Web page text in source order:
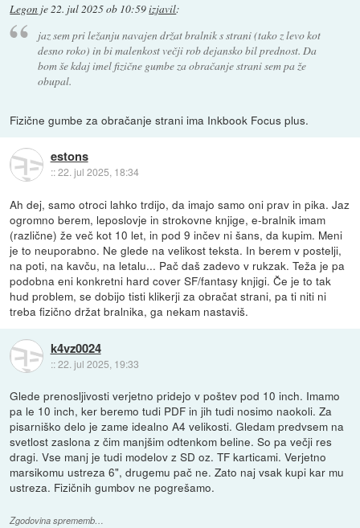
Legon je22. jul 2025 ob 10:59izjavil:
jaz sem pri ležanju navajen držat bralnik s strani (tako z levo kot
desno roko) in bi malenkost večji rob dejansko bil prednost. Da
bom še kdaj imel fizične gumbe za obračanje strani sem pa že
obupal.
Fizične gumbe za obračanje strani ima Inkbook Focus plus.
estons
::22. jul 2025, 18:34
Ah dej, samo otroci lahko trdijo, da imajo samo oni prav in pika. Jaz
ogromno berem, leposlovje in strokovne knjige, e-bralnik imam
(različne) že več kot 10 let, in pod 9 inčev ni šans, da kupim. Meni
je to neuporabno. Ne glede na velikost teksta. In berem v postelji,
na poti, na kavču, na letalu... Pač daš zadevo v rukzak. Teža je pa
podobna eni konkretni hard cover SF/fantasy knjigi. Če je to tak
hud problem, se dobijo tisti klikerji za obračat strani, pa ti niti ni
treba fizično držat bralnika, ga nekam nastaviš.
k4vz0024
::22. jul 2025, 19:33
Glede prenosljivosti verjetno pridejo v poštev pod 10 inch. Imamo
pa le 10 inch, ker beremo tudi PDF in jih tudi nosimo naokoli. Za
pisarniško delo je zame idealno A4 velikosti. Gledam predvsem na
svetlost zaslona z čim manjšim odtenkom beline. So pa večji res
dragi. Vse manj je tudi modelov z SD oz. TF karticami. Verjetno
marsikomu ustreza 6", drugemu pač ne. Zato naj vsak kupi kar mu
ustreza. Fizičnih gumbov ne pogrešamo.
Zgodovina sprememb…